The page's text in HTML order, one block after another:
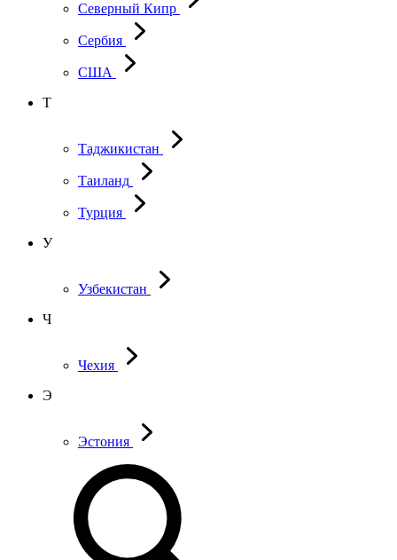
Северный Кипр
Сербия
США
Т
Таджикистан
Таиланд
Турция
У
Узбекистан
Ч
Чехия
Э
Эстония